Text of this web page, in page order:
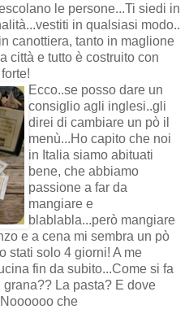
le persone...Ti siedi in
in qualsiasi modo..
canottiera, tanto in maglione
città e tutto è costruito con
Ecco..se posso dare un
consiglio agli inglesi..gli
direi di cambiare un pò il
menù...Ho capito che noi
in Italia siamo abituati
bene, che abbiamo
passione a far da
mangiare e
blablabla...però mangiare
e a cena mi sembra un pò
stati solo 4 giorni! A me
fin da subito...Come si fa
La pasta? E dove
che